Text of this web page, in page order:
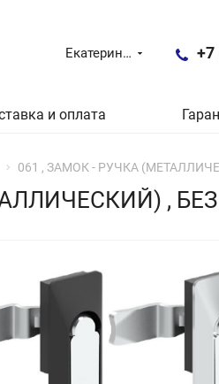
Екатеринбург +7
и оплата
061 , ЗАМОК - РУЧКА
,